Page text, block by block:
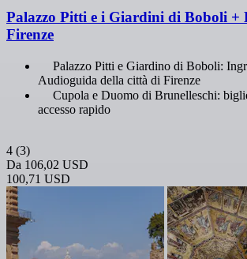
Palazzo Pitti e i Giardini di Boboli +
Firenze
Palazzo Pitti e Giardino di Boboli:
Audioguida della città di Firenze
Cupola e Duomo di Brunelleschi:
accesso rapido
4 (3)
Da 106,02 USD
100,71 USD